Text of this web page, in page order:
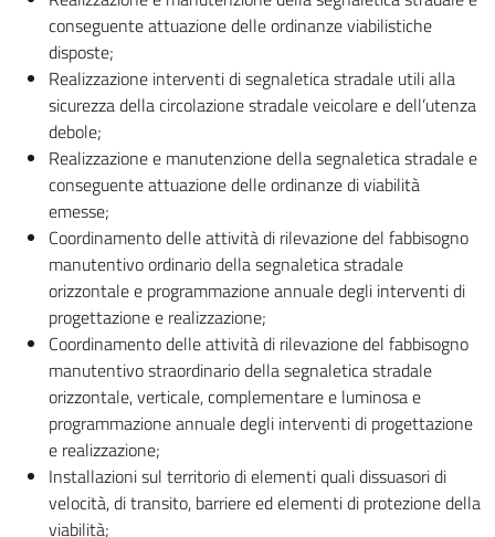
conseguente attuazione delle ordinanze viabilistiche
disposte;
Realizzazione interventi di segnaletica stradale utili alla
sicurezza della circolazione stradale veicolare e dell’utenza
debole;
Realizzazione e manutenzione della segnaletica stradale e
conseguente attuazione delle ordinanze di viabilità
emesse;
Coordinamento delle attività di rilevazione del fabbisogno
manutentivo ordinario della segnaletica stradale
orizzontale e programmazione annuale degli interventi di
progettazione e realizzazione;
Coordinamento delle attività di rilevazione del fabbisogno
manutentivo straordinario della segnaletica stradale
orizzontale, verticale, complementare e luminosa e
programmazione annuale degli interventi di progettazione
e realizzazione;
Installazioni sul territorio di elementi quali dissuasori di
velocità, di transito, barriere ed elementi di protezione della
viabilità;